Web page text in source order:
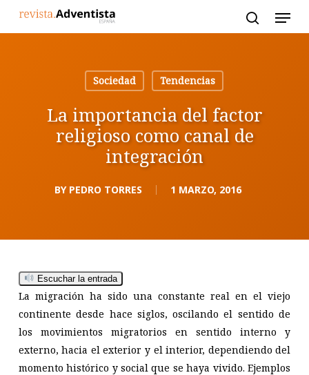
Sociedad
Tendencias
La importancia del factor
religioso como canal de
integración
BY PEDRO TORRES 1 MARZO, 2016
Escuchar la entrada
La migración ha sido una constante real en el viejo
continente desde hace siglos, oscilando el sentido de
los movimientos migratorios en sentido interno y
externo, hacia el exterior y el interior, dependiendo del
momento histórico y social que se haya vivido. Ejemplos